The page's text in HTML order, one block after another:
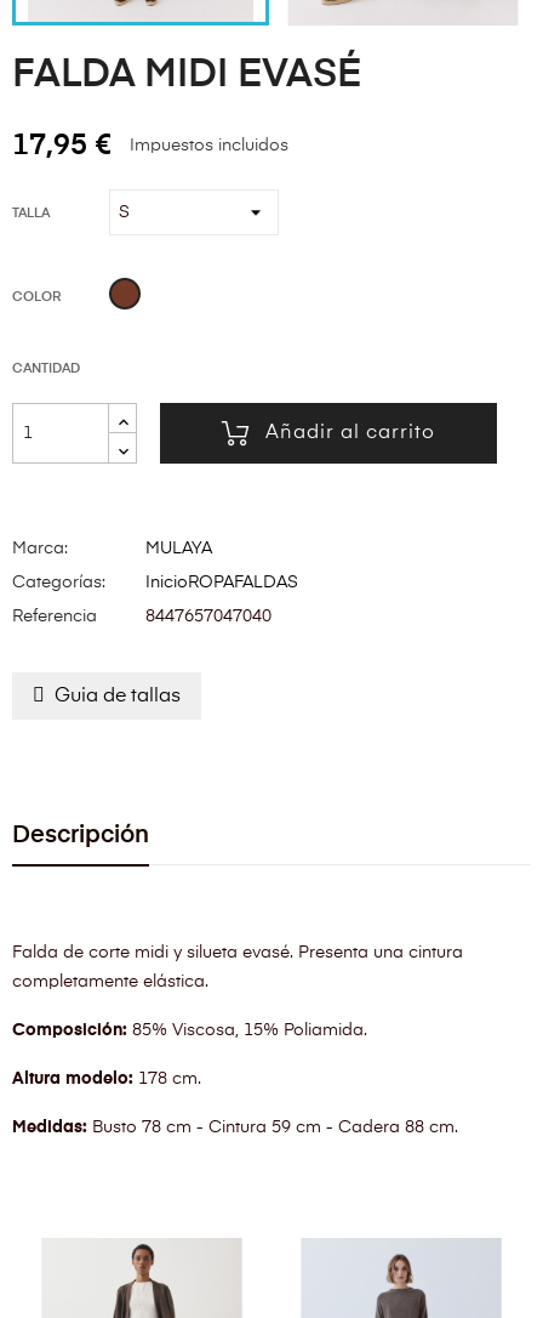
FALDA MIDI EVASÉ
17,95 € Impuestos incluidos
TALLA
COLOR MARRÓN
CANTIDAD
Añadir al carrito
Marca:
MULAYA
Categorías:
Inicio ROPAFALDAS
Referencia
8447657047040
Guia de tallas
Descripción
Falda de corte midi y silueta evasé. Presenta una cintura
completamente elástica.
Composición: 85% Viscosa, 15% Poliamida.
Altura modelo: 178 cm.
Medidas: Busto 78 cm - Cintura 59 cm - Cadera 88 cm.